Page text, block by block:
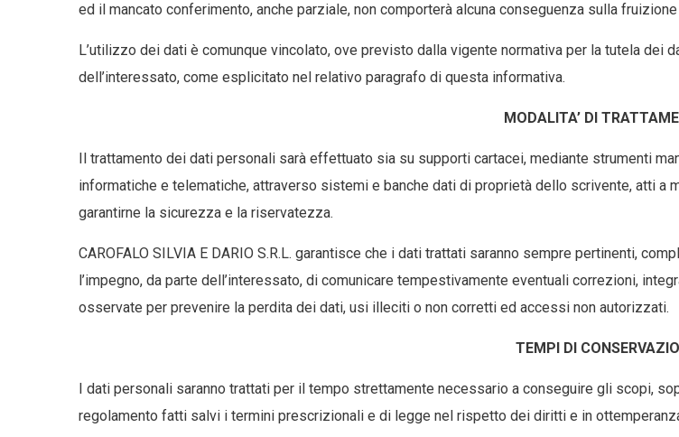
ed il mancato conferimento, anche parziale, non comporterà alcuna conseguenza sulla
L’utilizzo dei dati è comunque vincolato, ove previsto dalla vigente normativa per la tutela dei
dell’interessato, come esplicitato nel relativo paragrafo di questa informativa.
MODALITA’ DI
Il trattamento dei dati personali sarà effettuato sia su supporti cartacei, mediante strumenti
informatiche e telematiche, attraverso sistemi e banche dati di proprietà dello scrivente, atti
garantirne la sicurezza e la riservatezza.
CAROFALO SILVIA E DARIO S.R.L. garantisce che i dati trattati saranno sempre pertinenti,
l’impegno, da parte dell’interessato, di comunicare tempestivamente eventuali correzioni,
osservate per prevenire la perdita dei dati, usi illeciti o non corretti ed accessi non autorizzati.
TEMPI DI
I dati personali saranno trattati per il tempo strettamente necessario a conseguire gli scopi,
regolamento fatti salvi i termini prescrizionali e di legge nel rispetto dei diritti e in